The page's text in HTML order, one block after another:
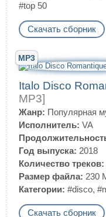
#top 50
Скачать сборник
MP3
Italo Disco
MP3]
Жанр: Популярная
Исполнитель: VA
Год выпуска: 2018
Количество треков:
Размер файла: 230
Категории: #disco,
Скачать сборник